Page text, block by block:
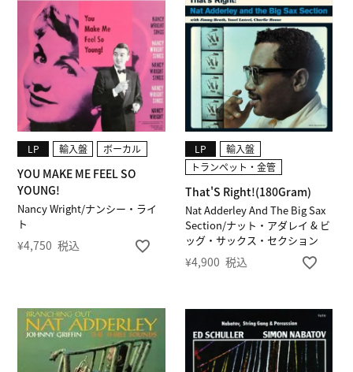
Nancy Wright/ナンシー・ライ
ト
YOU MAKE ME FEEL SO
YOUNG!
LP 輸入盤 ボーカル
¥4,750 税込
Nat Adderley And The Big Sax
Section/ナット・アダレイ & ビ
ッグ・サックス・セクション
That'S Right!(180Gram)
LP
輸入盤
トランペット・金管
¥4,900 税込